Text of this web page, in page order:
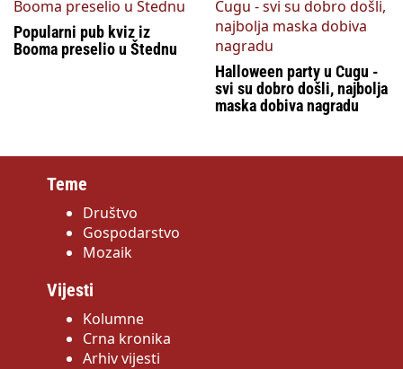
Popularni pub kviz iz
Booma preselio u Štednu
Halloween party u Cugu -
svi su dobro došli, najbolja
maska dobiva nagradu
Teme
Društvo
Gospodarstvo
Mozaik
Vijesti
Kolumne
Crna kronika
Arhiv vijesti